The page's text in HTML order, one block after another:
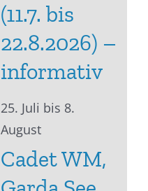
(11.7. bis
22.8.2026) –
informativ
25. Juli bis 8.
August
Cadet WM,